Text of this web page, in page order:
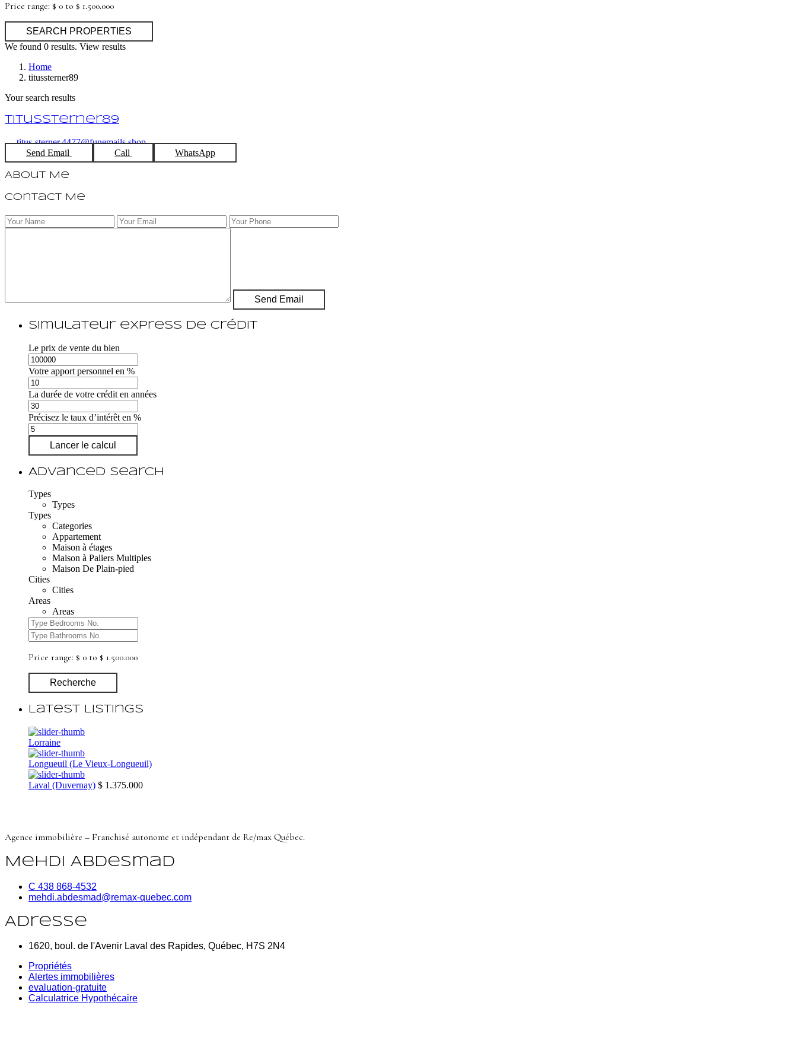
Price range: $ 0 to $ 1.500.000
We found 0 results. View results
Home
titussterner89
Your search results
titussterner89
titus-sterner.4477@funemails.shop
Send Email
Call WhatsApp
About Me
Contact Me
Simulateur express de crédit
Le prix de vente du bien
Votre apport personnel en %
La durée de votre crédit en années
Précisez le taux d’intérêt en %
Lancer le calcul
Advanced Search
Types
Types
Types
Categories
Appartement
Maison à étages
Maison à Paliers Multiples
Maison De Plain-pied
Cities
Cities
Areas
Areas
Price range: $ 0 to $ 1.500.000
Recherche
Latest Listings
Lorraine
Longueuil (Le Vieux-Longueuil)
Laval (Duvernay) $ 1.375.000
Agence immobilière – Franchisé autonome et indépendant de Re/max Québec.
Mehdi Abdesmad
C 438 868-4532
mehdi.abdesmad@remax-quebec.com
Adresse
1620, boul. de l'Avenir Laval des Rapides, Québec, H7S 2N4
Propriétés
Alertes immobilières
evaluation-gratuite
Calculatrice Hypothécaire